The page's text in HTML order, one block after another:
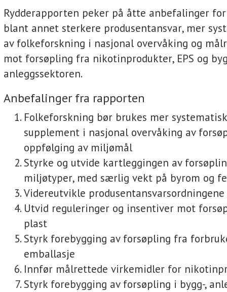
Rydderapporten peker på åtte anbefalinger
blant annet sterkere produsentansvar, mer
av folkeforskning i nasjonal overvåking og
mot forsøpling fra nikotinprodukter, EPS og
anleggssektoren.
Anbefalinger fra rapporten
Folkeforskning bør brukes mer
supplement i nasjonal overvåking av
oppfølging av miljømål
Styrke og utvide kartleggingen av
miljøtyper, med særlig vekt på byrom og
Videreutvikle produsentansvarsordningene
Utvid reguleringer og insentiver mot
plast
Styrk forebygging av forsøpling fra
emballasje
Innfør målrettede virkemidler for
Styrk forebygging av forsøpling i bygg-,